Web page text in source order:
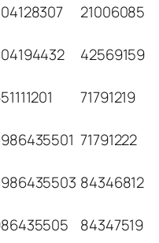
21006085
42569159
71791219
71791222
84346812
84347519